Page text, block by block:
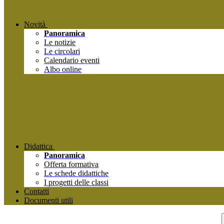
Novità
Panoramica
Le notizie
Le circolari
Calendario eventi
Albo online
Didattica
Panoramica
Offerta formativa
Le schede didattiche
I progetti delle classi
Contatti
Documenti utili